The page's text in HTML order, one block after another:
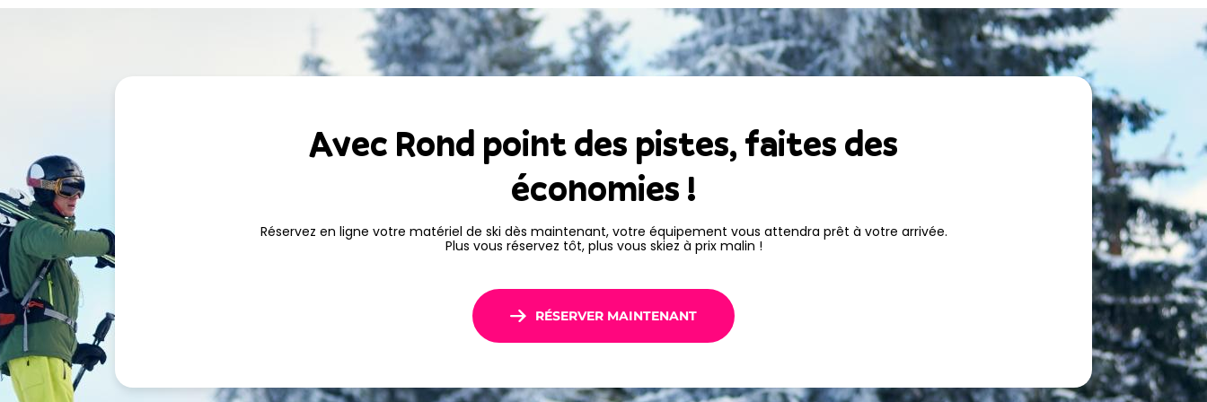
avec Ski Republic Rond-Point des Pistes et profitez pleinement de votre
Avec Rond point des pistes, faites des
économies !
Réservez en ligne votre matériel de ski dès maintenant, votre équipement vous attendra prêt à votre arrivée.
Plus vous réservez tôt, plus vous skiez à prix malin !
RÉSERVER MAINTENANT